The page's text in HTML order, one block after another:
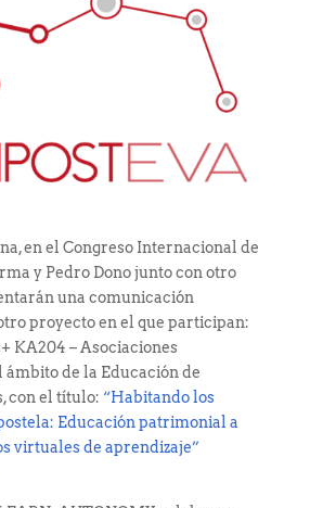
en el Congreso Internacional de
y Pedro Dono junto con otro
una comunicación
proyecto en el que participan:
KA204 – Asociaciones
ámbito de la Educación de
con el título: “Habitando los
Educación patrimonial a
virtuales de aprendizaje”